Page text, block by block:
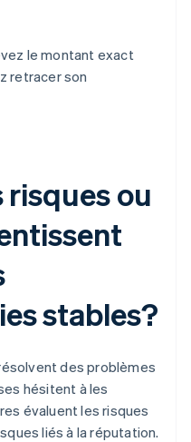
le montant exact
retracer son
risques ou
stables?
des problèmes
hésitent à les
évaluent les risques
liés à la réputation.